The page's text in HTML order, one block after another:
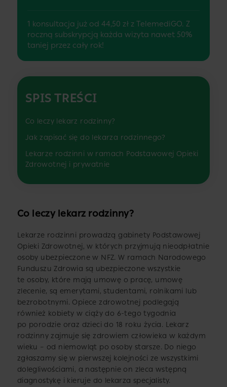
1 konsultacja już od 44,50 zł z TelemediGO. Z
roczną subskrypcją każda wizyta nawet 50%
taniej przez cały rok!
SPIS TREŚCI
Co leczy lekarz rodzinny?
Jak zapisać się do lekarza rodzinnego?
Lekarze rodzinni w ramach Podstawowej Opieki
Zdrowotnej i prywatnie
Co leczy lekarz rodzinny?
Lekarze rodzinni prowadzą gabinety Podstawowej
Opieki Zdrowotnej, w których przyjmują nieodpłatnie
osoby ubezpieczone w NFZ. W ramach Narodowego
Funduszu Zdrowia są ubezpieczone wszystkie
te osoby, które mają umowę o pracę, umowę
zlecenie, są emerytami, studentami, rolnikami lub
bezrobotnymi. Opiece zdrowotnej podlegają
również kobiety w ciąży do 6-tego tygodnia
po porodzie oraz dzieci do 18 roku życia. Lekarz
rodzinny zajmuje się zdrowiem człowieka w każdym
wieku – od niemowląt po osoby starsze. Do niego
zgłaszamy się w pierwszej kolejności ze wszystkimi
dolegliwościami, a następnie on zleca wstępną
diagnostykę i kieruje do lekarza specjalisty.